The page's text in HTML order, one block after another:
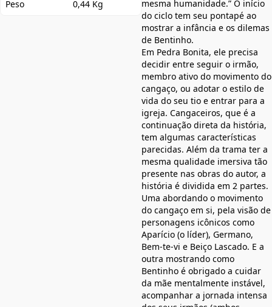
Peso 0,44 Kg
mesma humanidade.” O início
do ciclo tem seu pontapé ao
mostrar a infância e os dilemas
de Bentinho.
Em Pedra Bonita, ele precisa
decidir entre seguir o irmão,
membro ativo do movimento do
cangaço, ou adotar o estilo de
vida do seu tio e entrar para a
igreja. Cangaceiros, que é a
continuação direta da história,
tem algumas características
parecidas. Além da trama ter a
mesma qualidade imersiva tão
presente nas obras do autor, a
história é dividida em 2 partes.
Uma abordando o movimento
do cangaço em si, pela visão de
personagens icônicos como
Aparício (o líder), Germano,
Bem-te-vi e Beiço Lascado. E a
outra mostrando como
Bentinho é obrigado a cuidar
da mãe mentalmente instável,
acompanhar a jornada intensa